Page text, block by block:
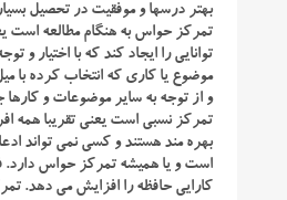
بهتر درسها و موفقیت در تحصیل
تمرکز حواس به هنگام مطالعه است
توانایی را ایجاد کند که با اختیار و
موضوع یا کاری که انتخاب کرده با
و از توجه به سایر موضوعات و کارها
تمرکز نسبی است یعنی تقریبا همه
بهره مند هستند و کسی نمی تواند
است و یا همیشه تمرکز حواس دارد.
کارایی حافظه را افزایش می دهد.